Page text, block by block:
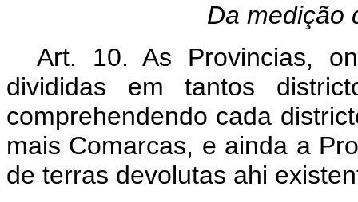
Da medição
Art. 10. As Provincias,
divididas em tantos
comprehendendo cada
mais Comarcas, e ainda a
de terras devolutas ahi